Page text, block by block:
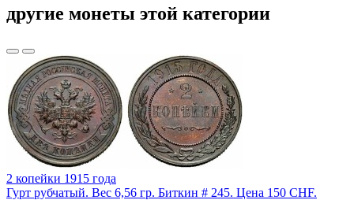
другие монеты этой категории
2 копейки 1915 года
Гурт рубчатый. Вес 6,56 гр. Биткин # 245. Цена 150 CHF.